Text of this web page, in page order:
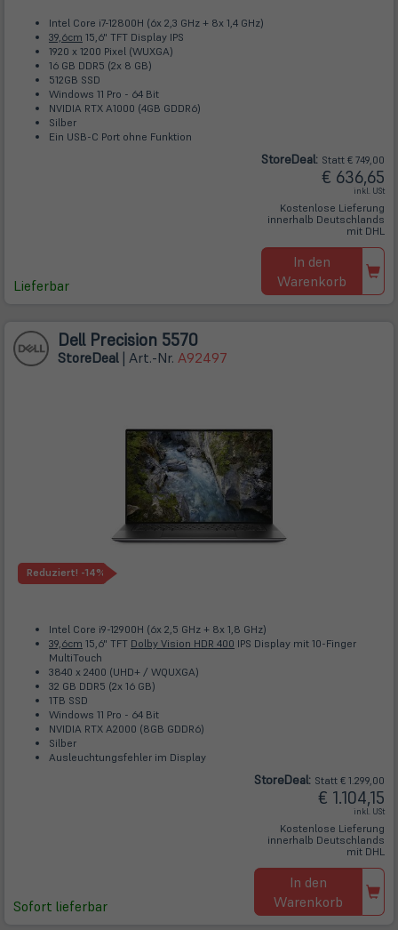
Intel Core i7-12800H (6x 2,3 GHz + 8x 1,4 GHz)
39,6cm 15,6" TFT Display IPS
1920 x 1200 Pixel (WUXGA)
16 GB DDR5 (2x 8 GB)
512GB SSD
Windows 11 Pro - 64 Bit
NVIDIA RTX A1000 (4GB GDDR6)
Silber
Ein USB-C Port ohne Funktion
Lieferbar
StoreDeal: Statt € 749,00
€ 636,65
inkl. USt
Kostenlose Lieferung
innerhalb Deutschlands
mit DHL
In den
Warenkorb
Dell Precision 5570
StoreDeal | Art.-Nr. A92497
Reduziert! -14%
Intel Core i9-12900H (6x 2,5 GHz + 8x 1,8 GHz)
39,6cm 15,6" TFT Dolby Vision HDR 400 IPS Display mit 10-Finger
MultiTouch
3840 x 2400 (UHD+ / WQUXGA)
32 GB DDR5 (2x 16 GB)
1TB SSD
Windows 11 Pro - 64 Bit
NVIDIA RTX A2000 (8GB GDDR6)
Silber
Ausleuchtungsfehler im Display
Sofort lieferbar
StoreDeal: Statt € 1.299,00
€ 1.104,15
inkl. USt
Kostenlose Lieferung
innerhalb Deutschlands
mit DHL
In den
Warenkorb